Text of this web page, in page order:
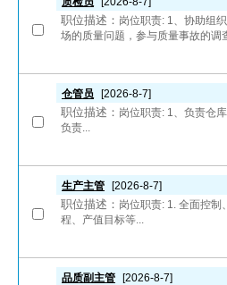
职位描述： 岗位职责: 1、协助组
场的质量问题，参与质量事故的调
仓管员 [2026-8-7]
职位描述： 岗位职责: 1、负责仓
负责...
生产主管 [2026-8-7]
职位描述： 岗位职责: 1. 全面控
程、产值目标等...
品质副主管 [2026-8-7]